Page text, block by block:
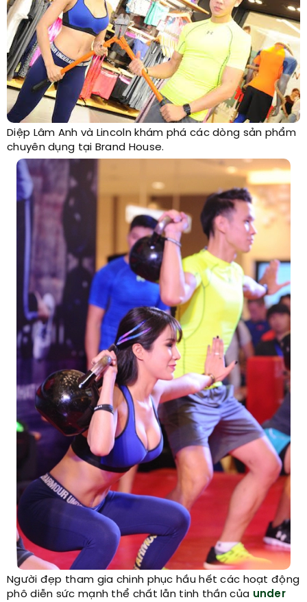
Diệp Lâm Anh và Lincoln khám phá các dòng sản phẩm
chuyên dụng tại Brand House.
Người đẹp tham gia chinh phục hầu hết các hoạt động
phô diễn sức mạnh thể chất lẫn tinh thần của under